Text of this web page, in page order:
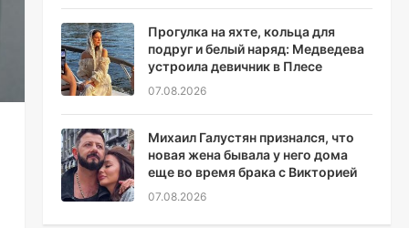
Прогулка на яхте, кольца для
подруг и белый наряд: Медведева
устроила девичник в Плесе
07.08.2026
Михаил Галустян признался, что
новая жена бывала у него дома
еще во время брака с Викторией
07.08.2026